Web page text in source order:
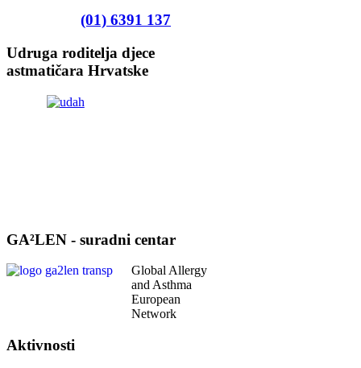
(01) 6391 137
Udruga roditelja djece
astmatičara Hrvatske
GA²LEN - suradni centar
Global Allergy
and Asthma
European
Network
Aktivnosti